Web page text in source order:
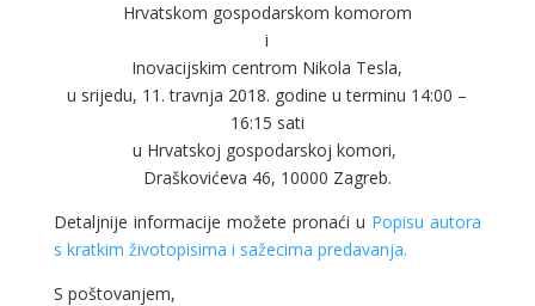
Hrvatskom gospodarskom komorom
i
Inovacijskim centrom Nikola Tesla,
u srijedu, 11. travnja 2018. godine u terminu 14:00 –
16:15 sati
u Hrvatskoj gospodarskoj komori,
Draškovićeva 46, 10000 Zagreb.
Detaljnije informacije možete pronaći u Popisu autora
s kratkim životopisima i sažecima predavanja.
S poštovanjem,